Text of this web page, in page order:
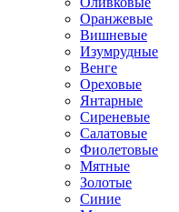
Оранжевые
Вишневые
Изумрудные
Венге
Ореховые
Янтарные
Сиреневые
Салатовые
Фиолетовые
Мятные
Золотые
Синие